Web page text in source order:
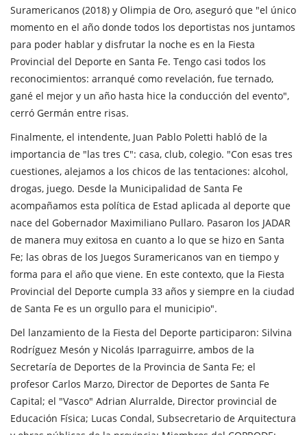
Suramericanos (2018) y Olimpia de Oro, aseguró que "el único
momento en el año donde todos los deportistas nos juntamos
para poder hablar y disfrutar la noche es en la Fiesta
Provincial del Deporte en Santa Fe. Tengo casi todos los
reconocimientos: arranqué como revelación, fue ternado,
gané el mejor y un año hasta hice la conducción del evento",
cerró Germán entre risas.
Finalmente, el intendente, Juan Pablo Poletti habló de la
importancia de "las tres C": casa, club, colegio. "Con esas tres
cuestiones, alejamos a los chicos de las tentaciones: alcohol,
drogas, juego. Desde la Municipalidad de Santa Fe
acompañamos esta política de Estad aplicada al deporte que
nace del Gobernador Maximiliano Pullaro. Pasaron los JADAR
de manera muy exitosa en cuanto a lo que se hizo en Santa
Fe; las obras de los Juegos Suramericanos van en tiempo y
forma para el año que viene. En este contexto, que la Fiesta
Provincial del Deporte cumpla 33 años y siempre en la ciudad
de Santa Fe es un orgullo para el municipio".
Del lanzamiento de la Fiesta del Deporte participaron: Silvina
Rodríguez Mesón y Nicolás Iparraguirre, ambos de la
Secretaría de Deportes de la Provincia de Santa Fe; el
profesor Carlos Marzo, Director de Deportes de Santa Fe
Capital; el "Vasco" Adrian Alurralde, Director provincial de
Educación Física; Lucas Condal, Subsecretario de Arquitectura